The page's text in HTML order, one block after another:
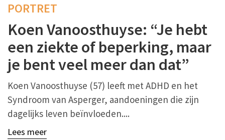
PORTRET
Koen Vanoosthuyse: “Je hebt
een ziekte of beperking, maar
je bent veel meer dan dat”
Koen Vanoosthuyse (57) leeft met ADHD en het
Syndroom van Asperger, aandoeningen die zijn
dagelijks leven beïnvloeden....
Lees meer